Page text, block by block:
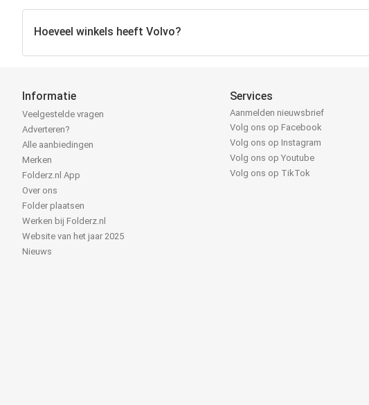
Hoeveel winkels heeft Volvo?
Informatie
Veelgestelde vragen
Adverteren?
Alle aanbiedingen
Merken
Folderz.nl App
Over ons
Folder plaatsen
Werken bij Folderz.nl
Website van het jaar 2025
Nieuws
Services
Aanmelden nieuwsbrief
Volg ons op Facebook
Volg ons op Instagram
Volg ons op Youtube
Volg ons op TikTok